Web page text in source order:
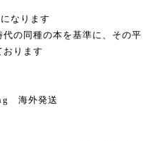
なります
の同種の本を基準に、その平
ります
海外発送